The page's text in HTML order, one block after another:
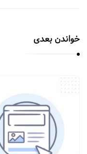
خواندن بعدی